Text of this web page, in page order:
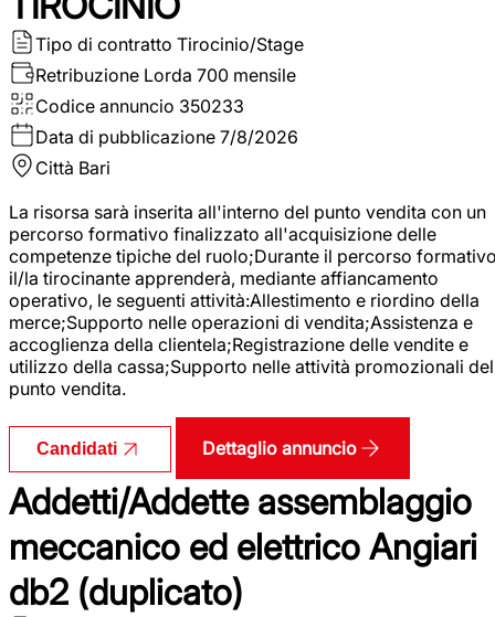
Tipo di contratto Tirocinio/Stage
Retribuzione Lorda 700 mensile
Codice annuncio 350233
Data di pubblicazione 7/8/2026
Città Bari
La risorsa sarà inserita all'interno del punto vendita con un
percorso formativo finalizzato all'acquisizione delle
competenze tipiche del ruolo;Durante il percorso
il/la tirocinante apprenderà, mediante affiancamento
operativo, le seguenti attività:Allestimento e riordino della
merce;Supporto nelle operazioni di vendita;Assistenza e
accoglienza della clientela;Registrazione delle vendite e
utilizzo della cassa;Supporto nelle attività promozionali del
punto vendita.
Candidati Dettaglio annuncio
Addetti/Addette assemblaggio
meccanico ed elettrico Angiari
db2 (duplicato)